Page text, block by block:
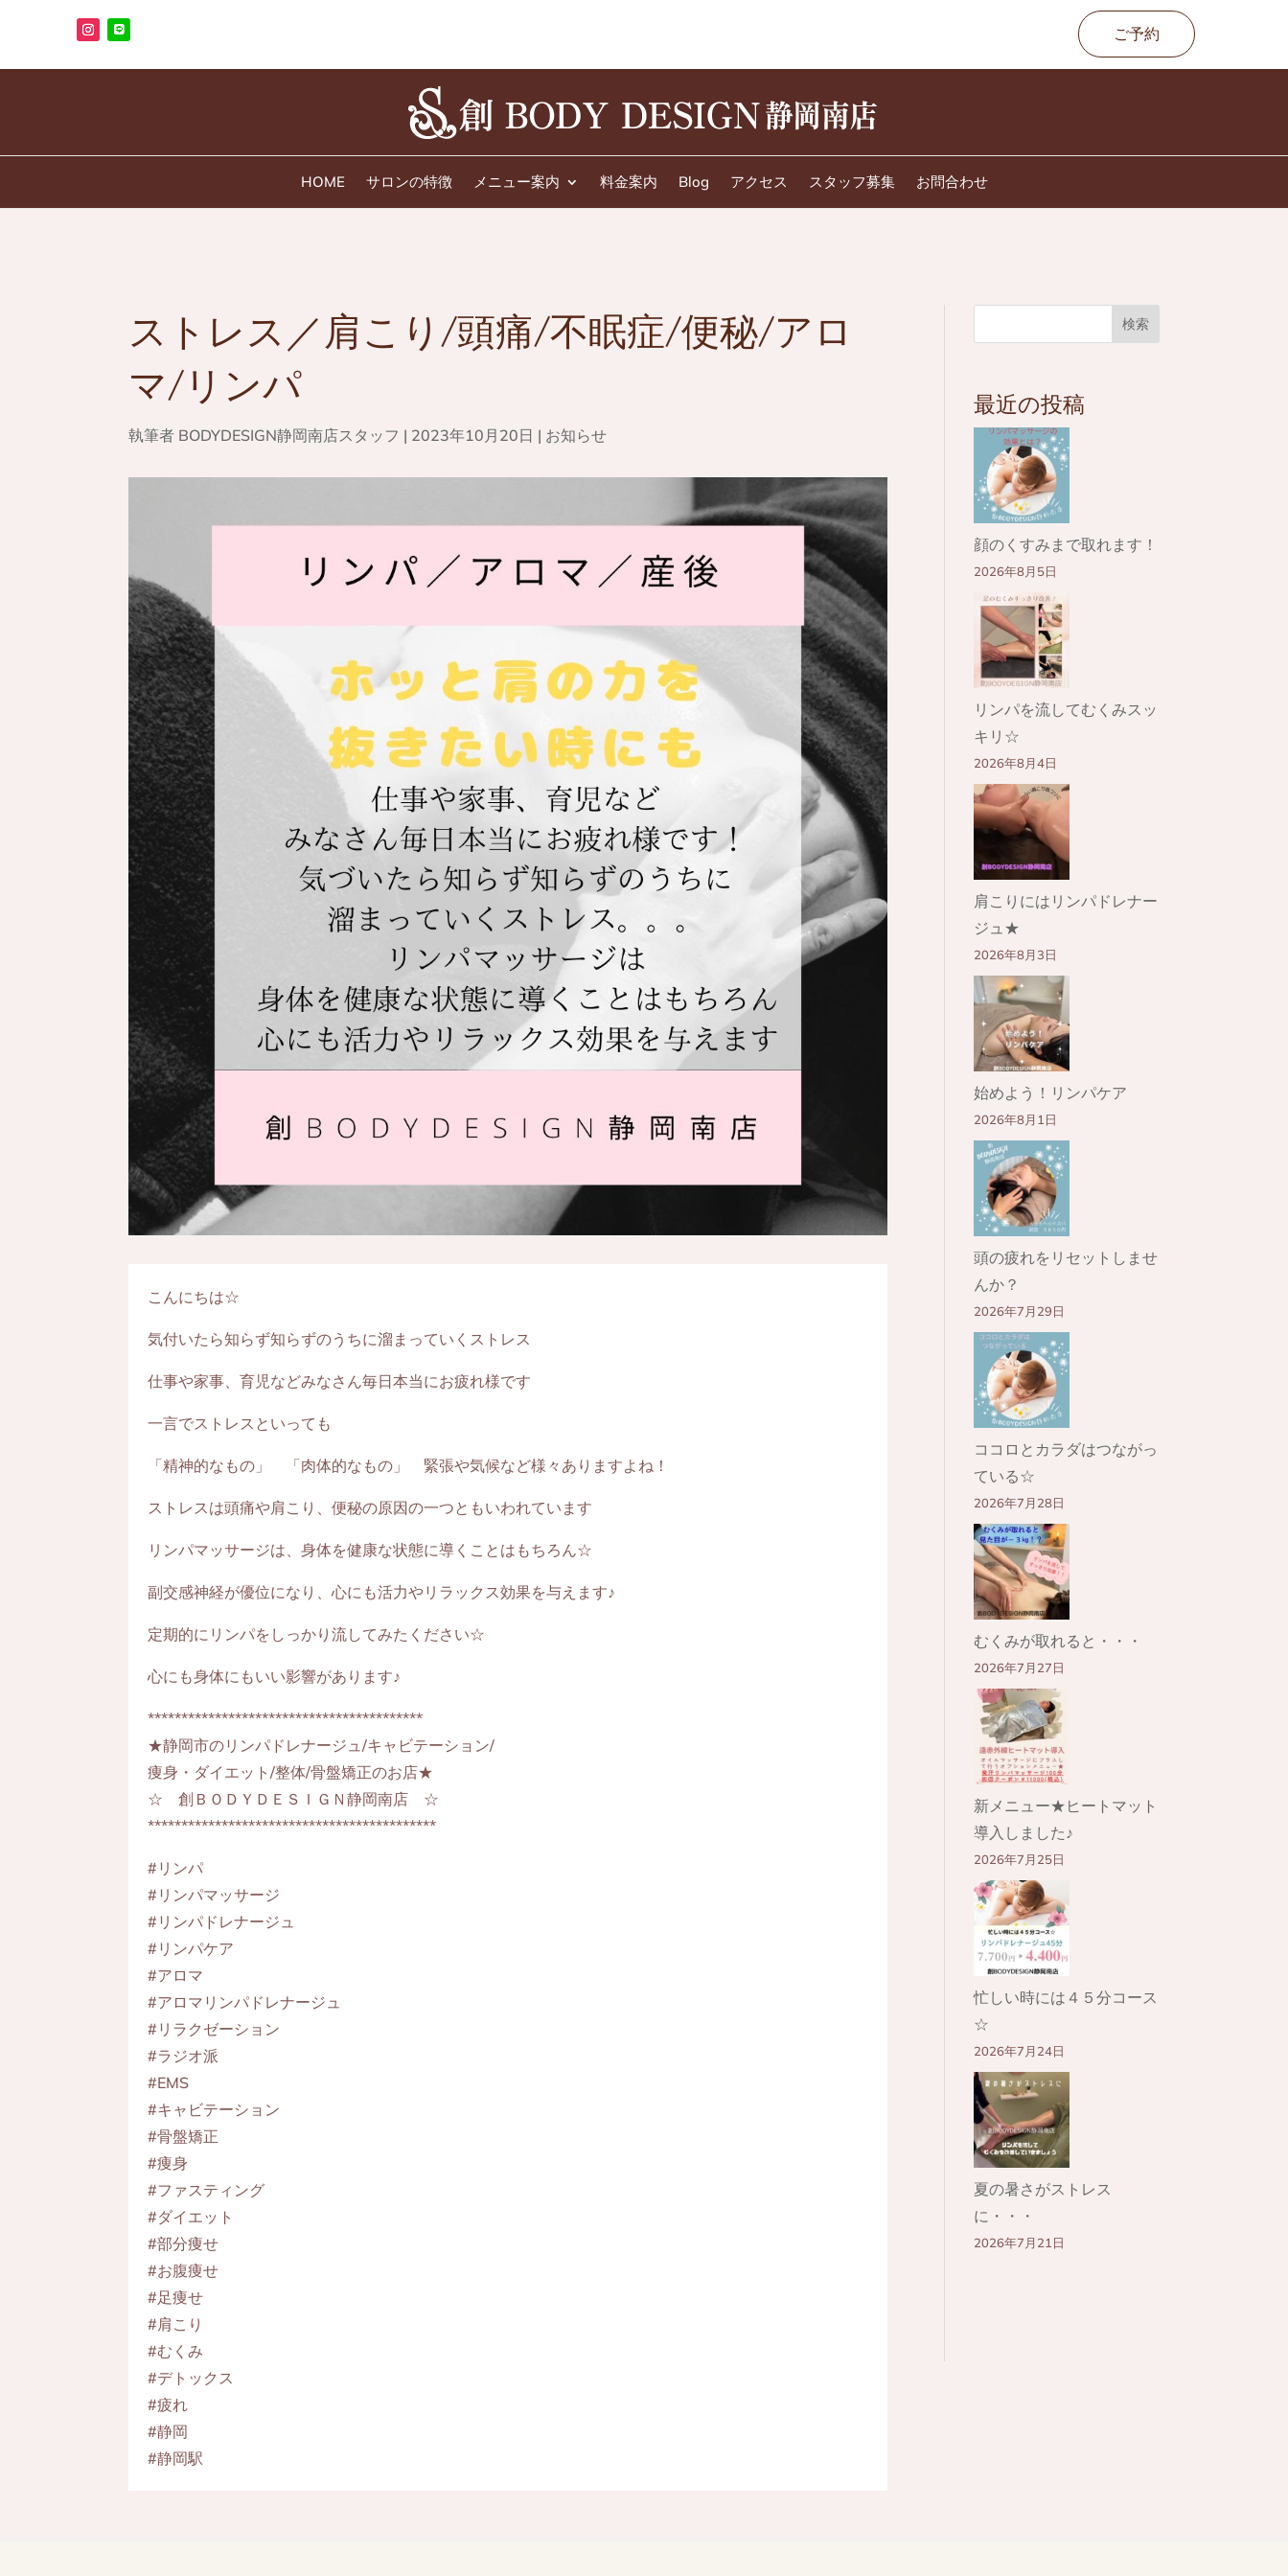
ご予約
HOME サロンの特徴 メニュー案内 料金案内 Blog アクセス スタッフ募集 お問合わせ
ストレス／肩こり/頭痛/不眠症/便秘/アロ
マ/リンパ
執筆者 BODYDESIGN静岡南店スタッフ | 2023年10月20日 | お知らせ
こんにちは☆
気付いたら知らず知らずのうちに溜まっていくストレス
仕事や家事、育児などみなさん毎日本当にお疲れ様です
一言でストレスといっても
「精神的なもの」 「肉体的なもの」 緊張や気候など様々ありますよね！
ストレスは頭痛や肩こり、便秘の原因の一つともいわれています
リンパマッサージは、身体を健康な状態に導くことはもちろん☆
副交感神経が優位になり、心にも活力やリラックス効果を与えます♪
定期的にリンパをしっかり流してみたください☆
心にも身体にもいい影響があります♪
*****************************************
★静岡市のリンパドレナージュ/キャビテーション/
痩身・ダイエット/整体/骨盤矯正のお店★
☆ 創ＢＯＤＹＤＥＳＩＧＮ静岡南店 ☆
*******************************************
#リンパ
#リンパマッサージ
#リンパドレナージュ
#リンパケア
#アロマ
#アロマリンパドレナージュ
#リラクゼーション
#ラジオ派
#EMS
#キャビテーション
#骨盤矯正
#痩身
#ファスティング
#ダイエット
#部分痩せ
#お腹痩せ
#足痩せ
#肩こり
#むくみ
#デトックス
#疲れ
#静岡
#静岡駅
検索
最近の投稿
顔のくすみまで取れます！
2026年8月5日
リンパを流してむくみスッ
キリ☆
2026年8月4日
肩こりにはリンパドレナー
ジュ★
2026年8月3日
始めよう！リンパケア
2026年8月1日
頭の疲れをリセットしませ
んか？
2026年7月29日
ココロとカラダはつながっ
ている☆
2026年7月28日
むくみが取れると・・・
2026年7月27日
新メニュー★ヒートマット
導入しました♪
2026年7月25日
忙しい時には４５分コース
☆
2026年7月24日
夏の暑さがストレス
に・・・
2026年7月21日